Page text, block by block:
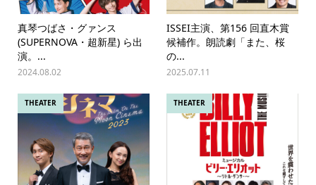
真琴つばさ・グァンス
(SUPERNOVA・超新星) ら出
演。...
2024.08.02
ISSEI主演、第156 回直木賞
候補作。朗読劇「また、桜
の...
2025.07.11
THEATER THEATER